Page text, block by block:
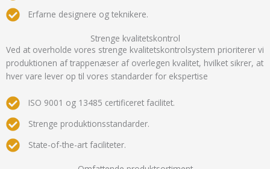
Erfarne designere og teknikere.
Strenge kvalitetskontrol
Ved at overholde vores strenge kvalitetskontrolsystem prioriterer vi
produktionen af trappenæser af overlegen kvalitet, hvilket sikrer, at
hver vare lever op til vores standarder for ekspertise
ISO 9001 og 13485 certificeret facilitet.
Strenge produktionsstandarder.
State-of-the-art faciliteter.